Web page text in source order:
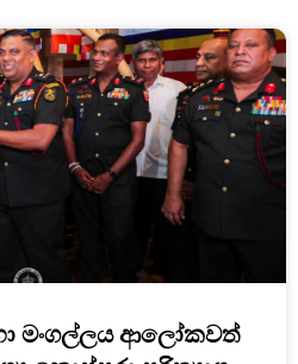
මංගල්ලය ආලෝකවත්